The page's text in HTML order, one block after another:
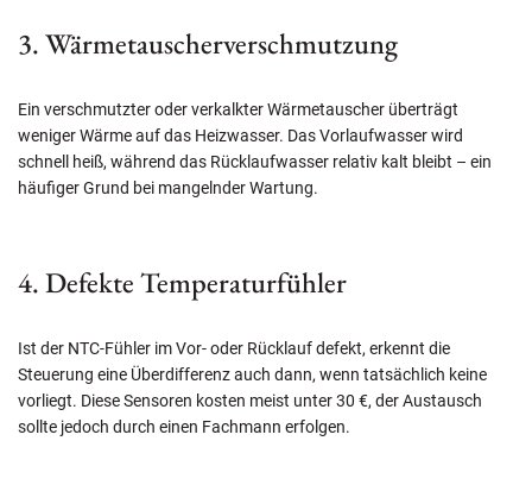
3. Wärmetauscherverschmutzung
Ein verschmutzter oder verkalkter Wärmetauscher überträgt
weniger Wärme auf das Heizwasser. Das Vorlaufwasser wird
schnell heiß, während das Rücklaufwasser relativ kalt bleibt – ein
häufiger Grund bei mangelnder Wartung.
4. Defekte Temperaturfühler
Ist der NTC-Fühler im Vor- oder Rücklauf defekt, erkennt die
Steuerung eine Überdifferenz auch dann, wenn tatsächlich keine
vorliegt. Diese Sensoren kosten meist unter 30 €, der Austausch
sollte jedoch durch einen Fachmann erfolgen.